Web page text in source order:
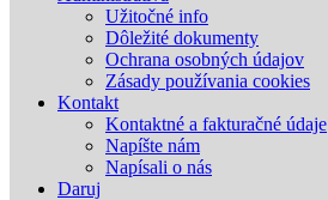
Užitočné info
Dôležité dokumenty
Ochrana osobných údajov
Zásady používania cookies
Kontakt
Kontaktné a fakturačné údaje
Napíšte nám
Napísali o nás
Daruj